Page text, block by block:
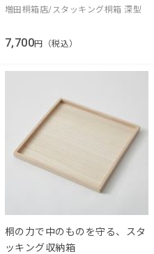
増田桐箱店/スタッキング桐箱 深型
7,700円（税込）
桐の力で中のものを守る、スタ
ッキング収納箱